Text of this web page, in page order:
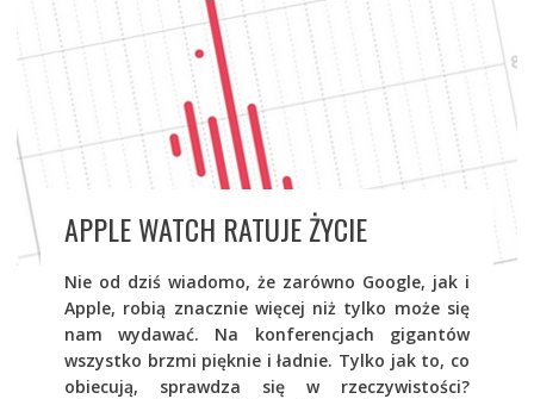
APPLE WATCH RATUJE ŻYCIE
Nie od dziś wiadomo, że zarówno Google, jak i
Apple, robią znacznie więcej niż tylko może się
nam wydawać. Na konferencjach gigantów
wszystko brzmi pięknie i ładnie. Tylko jak to, co
obiecują, sprawdza się w rzeczywistości?